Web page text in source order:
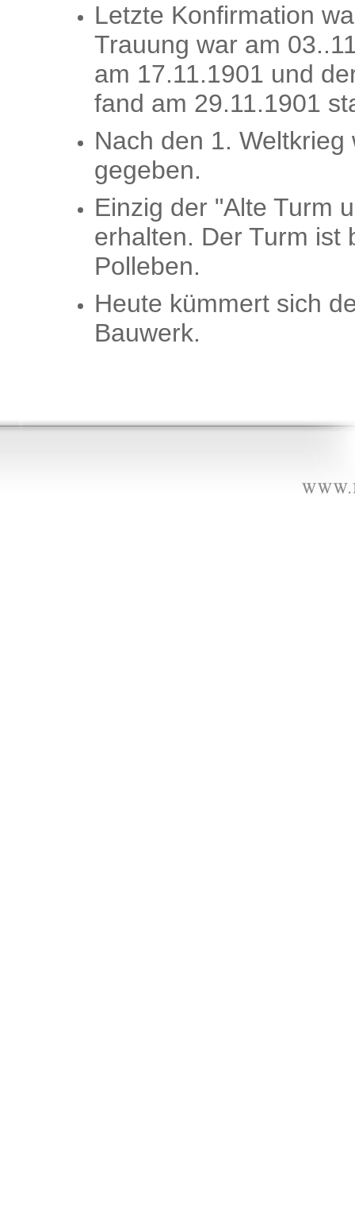
Letzte Konfirmation
Trauung war am
am 17.11.1901 und
fand am 29.11.1901
Nach den 1.
gegeben.
Einzig der "Alte Turm
erhalten. Der Turm ist
Polleben.
Heute kümmert sich
Bauwerk.